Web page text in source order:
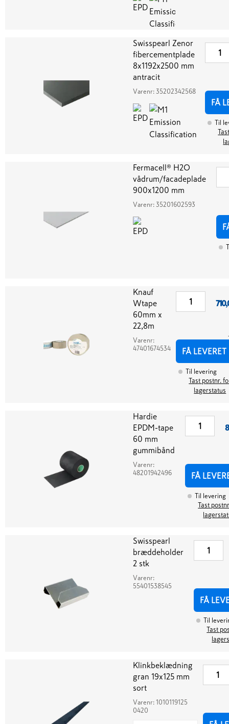
Swisspearl Zenor
fibercementplade
8x1192x2500 mm
antracit
Varenr: 35202342568
FÅ
Til
Fermacell® H2O
vådrum/facadeplade
900x1200 mm
Varenr: 35201602593
Knauf
Wtape
60mm x
22,8m
Varenr:
47401674534
FÅ LEVERET
Til levering
Tast postnr.
lagerstatus
Hardie
EPDM-tape
60 mm
gummibånd
Varenr:
48201942496
FÅ
Til levering
Tast
Swisspearl
bræddeholder
2 stk
Varenr:
55401538545
FÅ
Til
Tast
Klinkbeklædning
gran 19x125 mm
sort
Varenr: 1010119125
0420